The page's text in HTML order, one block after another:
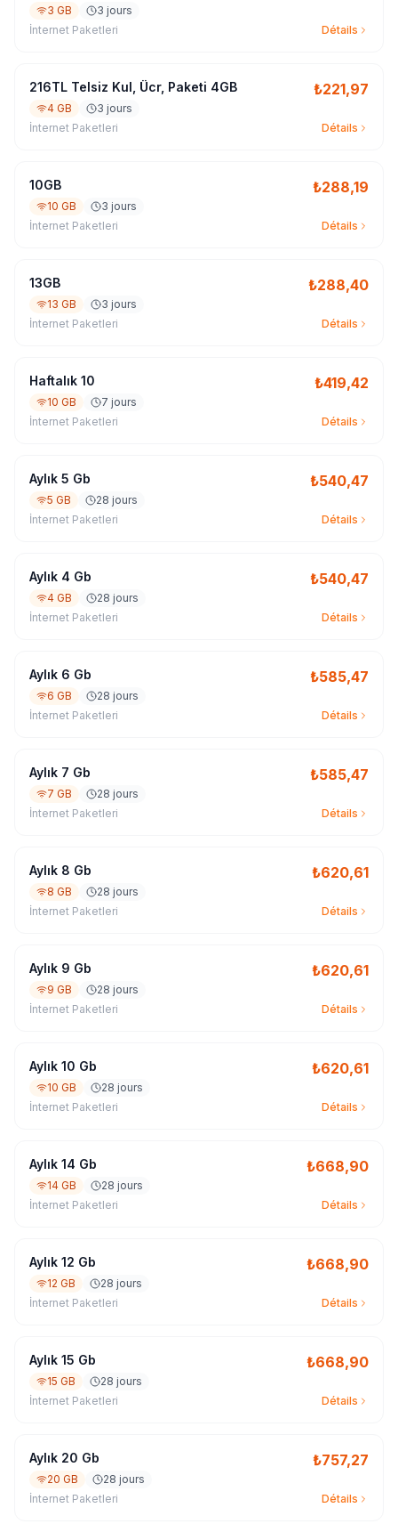
3 GB
3 jours
İnternet Paketleri
Détails
216TL Telsiz Kul, Ücr, Paketi 4GB ₺221,97
4 GB
3 jours
İnternet Paketleri
Détails
10GB ₺288,19
10 GB
3 jours
İnternet Paketleri
Détails
13GB ₺288,40
13 GB
3 jours
İnternet Paketleri
Détails
Haftalık 10 ₺419,42
10 GB
7 jours
İnternet Paketleri
Détails
Aylık 5 Gb ₺540,47
5 GB
28 jours
İnternet Paketleri
Détails
Aylık 4 Gb ₺540,47
4 GB
28 jours
İnternet Paketleri
Détails
Aylık 6 Gb ₺585,47
6 GB
28 jours
İnternet Paketleri
Détails
Aylık 7 Gb ₺585,47
7 GB
28 jours
İnternet Paketleri
Détails
Aylık 8 Gb ₺620,61
8 GB
28 jours
İnternet Paketleri
Détails
Aylık 9 Gb ₺620,61
9 GB
28 jours
İnternet Paketleri
Détails
Aylık 10 Gb ₺620,61
10 GB
28 jours
İnternet Paketleri
Détails
Aylık 14 Gb ₺668,90
14 GB
28 jours
İnternet Paketleri
Détails
Aylık 12 Gb ₺668,90
12 GB
28 jours
İnternet Paketleri
Détails
Aylık 15 Gb ₺668,90
15 GB
28 jours
İnternet Paketleri
Détails
Aylık 20 Gb ₺757,27
20 GB
28 jours
İnternet Paketleri
Détails